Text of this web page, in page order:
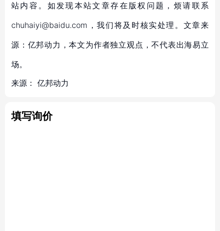
站内容。如发现本站文章存在版权问题，烦请联系
chuhaiyi@baidu.com，我们将及时核实处理。文章来
源：亿邦动力，本文为作者独立观点，不代表出海易立
场。
来源： 亿邦动力
填写询价